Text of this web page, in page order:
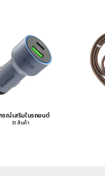
รณ์เสริมในรถยนต์
31 สินค้า